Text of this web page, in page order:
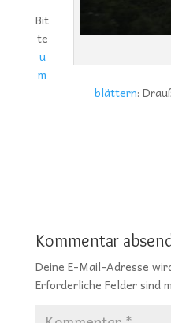
Bit
te
u
m
blättern:
Kommentar
Deine E-Mail-Adresse
Erforderliche Felder sind